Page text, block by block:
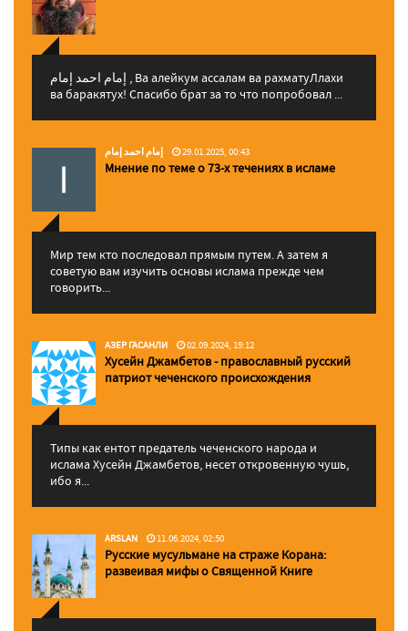
إمام احمد إمام , Ва алейкум ассалам ва рахматуЛлахи
ва баракятух! Спасибо брат за то что попробовал ...
إمام احمد إمام 29.01.2025, 00:43
Мнение по теме о 73-х течениях в исламе
Мир тем кто последовал прямым путем. А затем я
советую вам изучить основы ислама прежде чем
говорить...
АЗЕР ГАСАНЛИ 02.09.2024, 19:12
Хусейн Джамбетов - православный русский
патриот чеченского происхождения
Типы как ентот предатель чеченского народа и
ислама Хусейн Джамбетов, несет откровенную чушь,
ибо я...
ARSLAN 11.06.2024, 02:50
Русские мусульмане на страже Корана:
pазвеивая мифы о Священной Книге